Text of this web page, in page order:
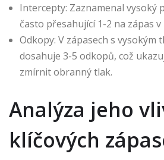
Intercepty: Zaznamenal vysoký
často přesahující 1-2 na zápas
Odkopy: V zápasech s vysokým
dosahuje 3-5 odkopů, což
zmírnit obranný tlak.
Analýza jeho
klíčových